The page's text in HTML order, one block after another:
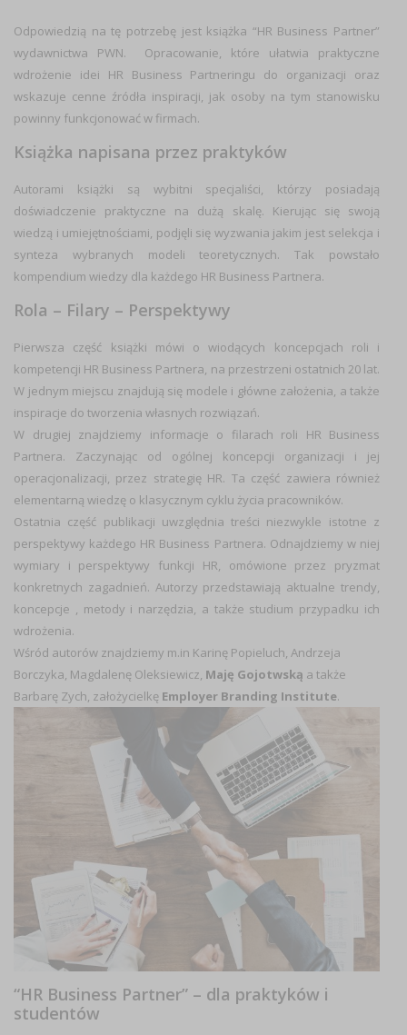
Odpowiedzią na tę potrzebę jest książka “HR Business Partner”
wydawnictwa PWN. Opracowanie, które ułatwia praktyczne
wdrożenie idei HR Business Partneringu do organizacji oraz
wskazuje cenne źródła inspiracji, jak osoby na tym stanowisku
powinny funkcjonować w firmach.
Książka napisana przez praktyków
Autorami książki są wybitni specjaliści, którzy posiadają
doświadczenie praktyczne na dużą skalę. Kierując się swoją
wiedzą i umiejętnościami, podjęli się wyzwania jakim jest selekcja i
synteza wybranych modeli teoretycznych. Tak powstało
kompendium wiedzy dla każdego HR Business Partnera.
Rola – Filary – Perspektywy
Pierwsza część książki mówi o wiodących koncepcjach roli i
kompetencji HR Business Partnera, na przestrzeni ostatnich 20 lat.
W jednym miejscu znajdują się modele i główne założenia, a także
inspiracje do tworzenia własnych rozwiązań.
W drugiej znajdziemy informacje o filarach roli HR Business
Partnera. Zaczynając od ogólnej koncepcji organizacji i jej
operacjonalizacji, przez strategię HR. Ta część zawiera również
elementarną wiedzę o klasycznym cyklu życia pracowników.
Ostatnia część publikacji uwzględnia treści niezwykle istotne z
perspektywy każdego HR Business Partnera. Odnajdziemy w niej
wymiary i perspektywy funkcji HR, omówione przez pryzmat
konkretnych zagadnień. Autorzy przedstawiają aktualne trendy,
koncepcje , metody i narzędzia, a także studium przypadku ich
wdrożenia.
Wśród autorów znajdziemy m.in Karinę Popieluch, Andrzeja
Borczyka, Magdalenę Oleksiewicz, Maję Gojotwską a także
Barbarę Zych, założycielkę Employer Branding Institute.
“HR Business Partner” – dla praktyków i
studentów